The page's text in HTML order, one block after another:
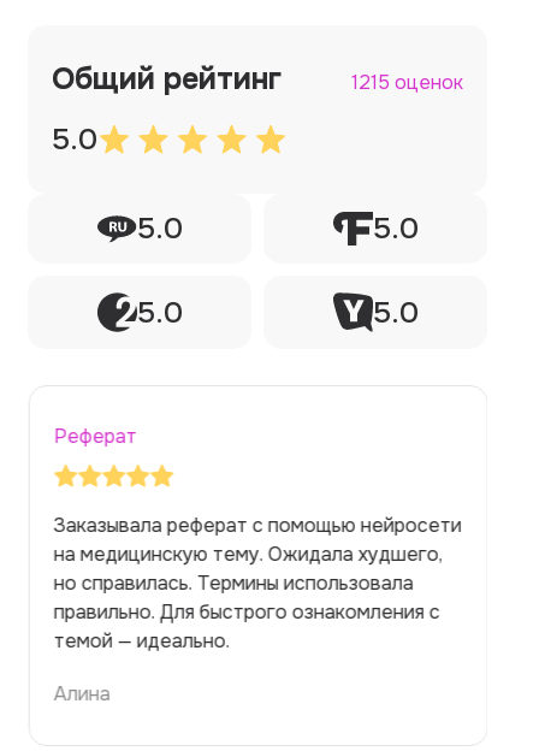
Общий рейтинг 1215 оценок
5.0
5.0 5.0
5.0 5.0
Реферат
Заказывала реферат с помощью нейросети
на медицинскую тему. Ожидала худшего,
но справилась. Термины использовала
правильно. Для быстрого ознакомления с
темой — идеально.
Алина